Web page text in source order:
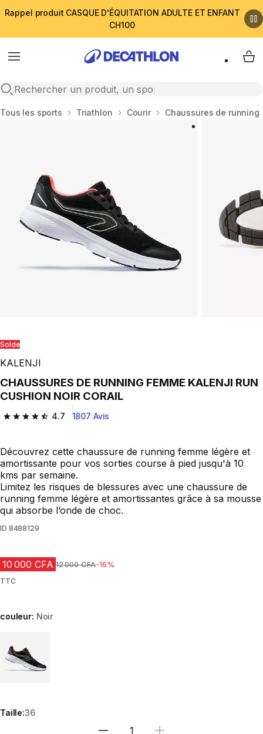
Rappel produit CASQUE D'ÉQUITATION ADULTE ET ENFANT
CH100
Menu
Open search
My
Accueil
Tous les sports Triathlon Courir Chaussures de running
Solde
KALENJI
CHAUSSURES DE RUNNING FEMME KALENJI RUN
CUSHION NOIR CORAIL
4.7
4.7 out of 5 stars from 1807 reviews
1807 Avis
Découvrez cette chaussure de running femme légère et
amortissante pour vos sorties course à pied jusqu'à 10
kms par semaine.
Limitez les risques de blessures avec une chaussure de
running femme légère et amortissantes grâce à sa mousse
qui absorbe l’onde de choc.
ID 8488129
10 000 CFA Prix avant réduction
12 000 CFA-16%
TTC
couleur: Noir
Taille:36